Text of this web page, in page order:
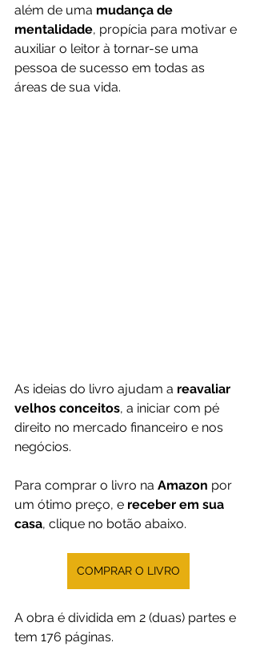
além de uma mudança de
mentalidade, propícia para motivar e
auxiliar o leitor à tornar-se uma
pessoa de sucesso em todas as
áreas de sua vida.
As ideias do livro ajudam a reavaliar
velhos conceitos, a iniciar com pé
direito no mercado financeiro e nos
negócios.
Para comprar o livro na Amazon por
um ótimo preço, e receber em sua
casa, clique no botão abaixo.
COMPRAR O LIVRO
A obra é dividida em 2 (duas) partes e
tem 176 páginas.